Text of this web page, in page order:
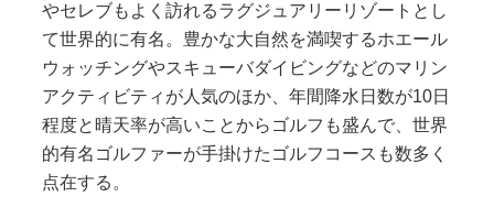
やセレブもよく訪れるラグジュアリーリゾートとし
て世界的に有名。豊かな大自然を満喫するホエール
ウォッチングやスキューバダイビングなどのマリン
アクティビティが人気のほか、年間降水日数が10日
程度と晴天率が高いことからゴルフも盛んで、世界
的有名ゴルファーが手掛けたゴルフコースも数多く
点在する。